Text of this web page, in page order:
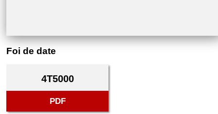
Foi de date
4T5000
PDF